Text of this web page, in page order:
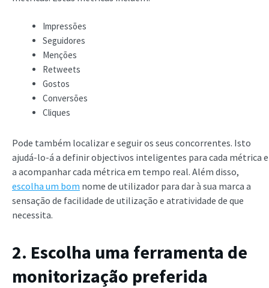
Impressões
Seguidores
Menções
Retweets
Gostos
Conversões
Cliques
Pode também localizar e seguir os seus concorrentes. Isto
ajudá-lo-á a definir objectivos inteligentes para cada métrica e
a acompanhar cada métrica em tempo real. Além disso,
escolha um bom nome de utilizador para dar à sua marca a
sensação de facilidade de utilização e atratividade de que
necessita.
2. Escolha uma ferramenta de
monitorização preferida